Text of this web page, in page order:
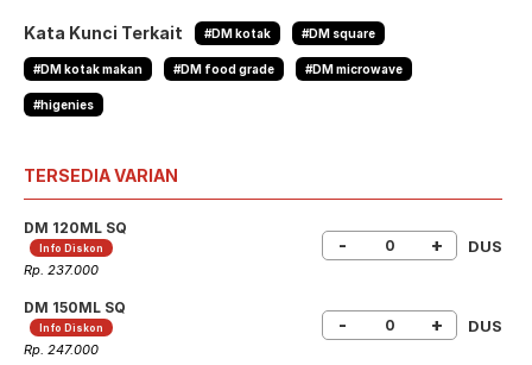
Kata Kunci Terkait #DM kotak #DM square
#DM kotak makan #DM food grade #DM microwave
#higenies
TERSEDIA VARIAN
DM 120ML SQ
Info Diskon
Rp. 237.000
- + DUS
DM 150ML SQ
Info Diskon
Rp. 247.000
- + DUS